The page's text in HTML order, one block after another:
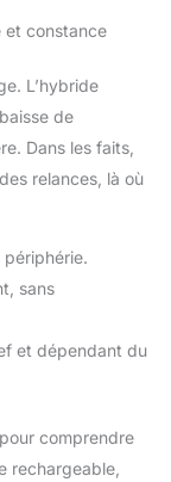
et constance
L’hybride
de
Dans les faits,
relances, là où
sans
et dépendant du
comprendre
rechargeable,